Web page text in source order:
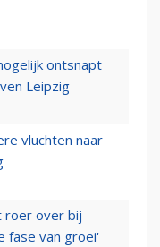
ontsnapt
Leipzig
vluchten naar
roer over bij
fase van groei'